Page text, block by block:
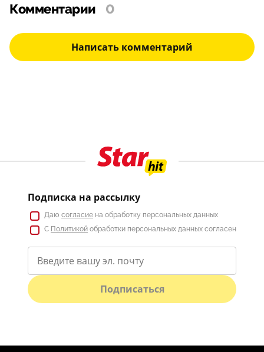
Комментарии 0
Написать комментарий
Подписка на рассылку
Даю согласие на обработку персональных данных
С Политикой обработки персональных данных согласен
Подписаться